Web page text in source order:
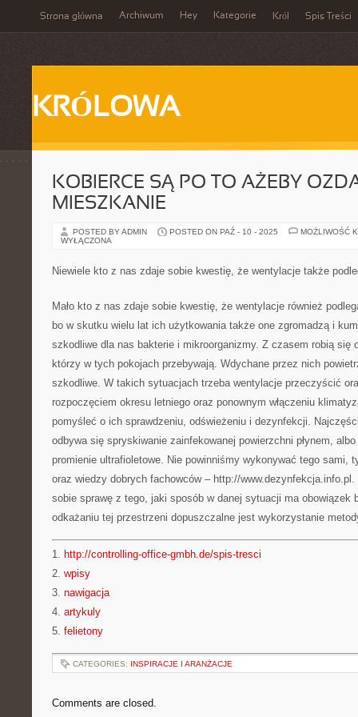
Strona główna Archiwum Hey Kategorie Król Spis Treści
KRÓLOWA
KOBIERCE SĄ PO TO AŻEBY
MIESZKANIE
POSTED BY ADMIN POSTED ON PAŹ - 10 - 2025
MOŻLIWOŚĆ
WYŁĄCZONA
Niewiele kto z nas zdaje sobie kwestię, że wentylacje także
Mało kto z nas zdaje sobie kwestię, że wentylacje również
bo w skutku wielu lat ich użytkowania także one zgromadzą i
szkodliwe dla nas bakterie i mikroorganizmy. Z czasem robią się
którzy w tych pokojach przebywają. Wdychane przez nich
szkodliwe. W takich sytuacjach trzeba wentylacje przeczyścić
rozpoczęciem okresu letniego oraz ponownym włączeniu
pomyśleć o ich sprawdzeniu, odświeżeniu i dezynfekcji.
odbywa się spryskiwanie zainfekowanej powierzchni płynem,
promienie ultrafioletowe. Nie powinniśmy wykonywać tego sami,
oraz wiedzy dobrych fachowców – http://
sobie sprawę z tego, jaki sposób w danej sytuacji ma obowiązek
odkażaniu tej przestrzeni dopuszczalne jest wykorzystanie
1. http://controlling-office-gmbh.de/spis-tresci
2. wpisy
3. nawigacja
4. artykuly
5. felietony
CATEGORIES: INSPIRACJE I ARANŻACJE
Comments are closed.